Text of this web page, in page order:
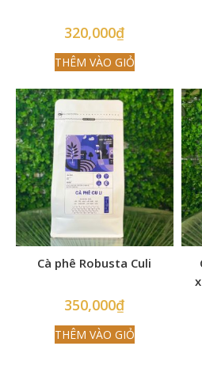
320,000₫
THÊM VÀO GIỎ
Cà phê Robusta Culi
350,000₫
THÊM VÀO GIỎ